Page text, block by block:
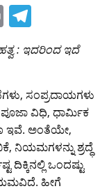
Pr
in
t
el
e
gr
a
m
: ಇದರಿಂದ ಇದೆ
ಸಂಪ್ರದಾಯಗಳು
ವಿಧಿ, ಧಾರ್ಮಿಕ
ಇವೆ. ಅಂತೆಯೇ,
ನಿಯಮಗಳನ್ನು ಶ್ರದ್ಧೆ
ದಿಕ್ಕಿನಲ್ಲಿ ಒಂದಷ್ಟು
ಹೀಗೆ